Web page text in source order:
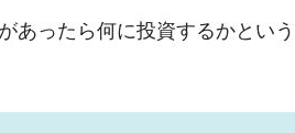
出！⇒ クーパン問題は合衆国企業に対
あったら何に投資するかという